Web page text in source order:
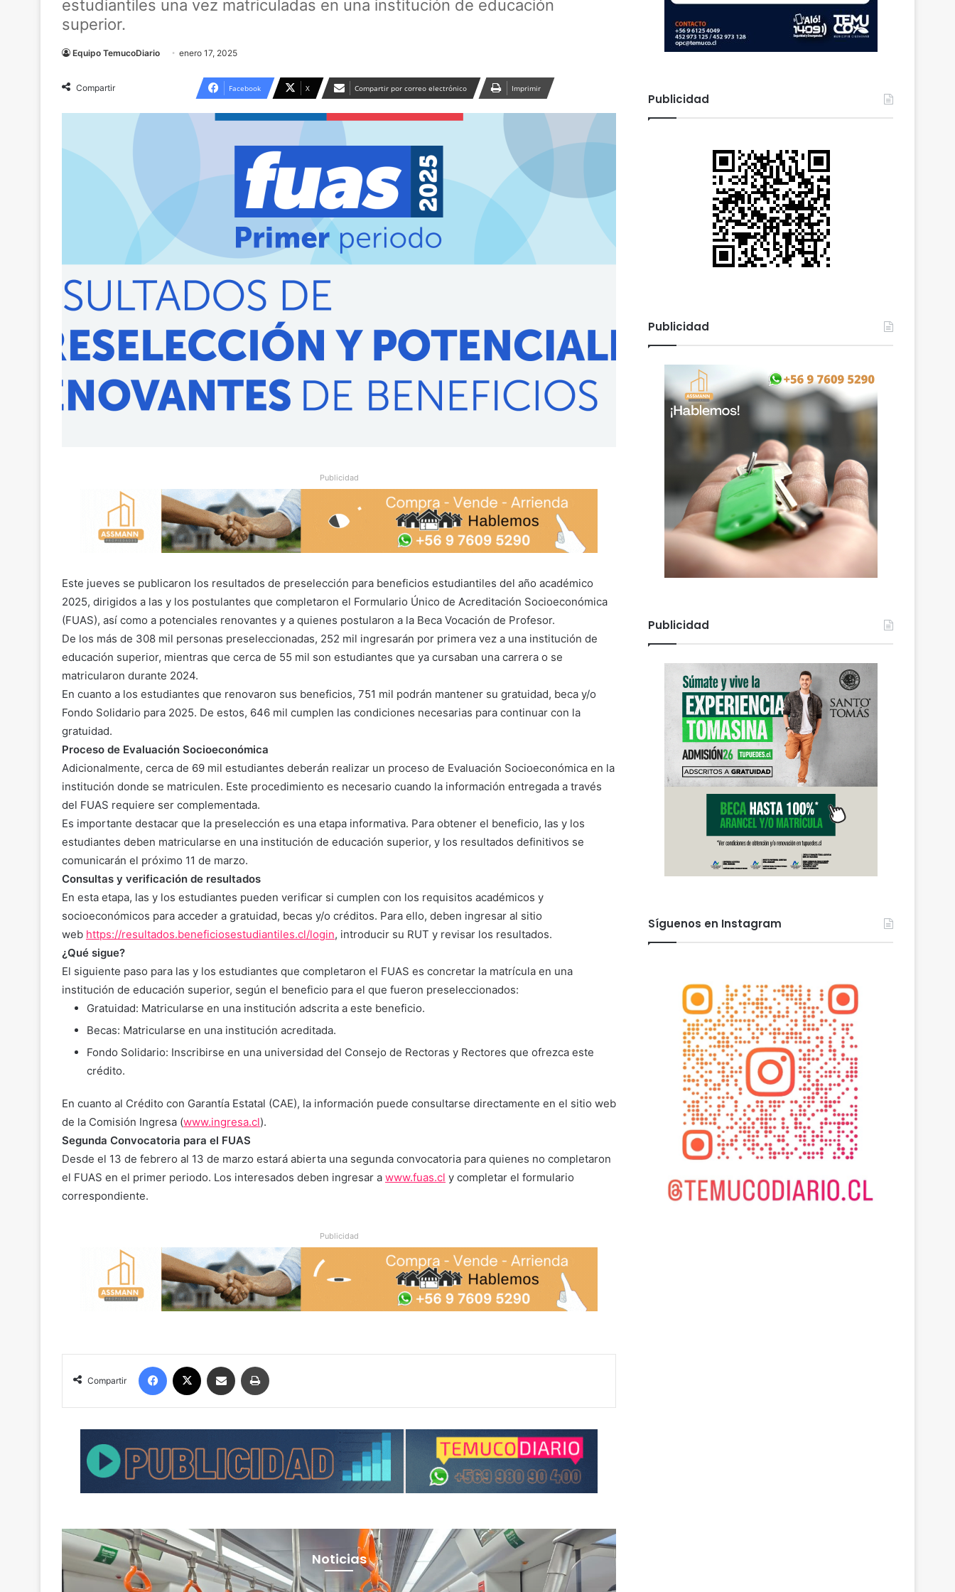
estudiantiles una vez matriculadas en una institución de educación
superior.
Equipo TemucoDiario enero 17, 2025
Compartir Facebook X Compartir por correo electrónico Imprimir
Publicidad
Este jueves se publicaron los resultados de preselección para beneficios estudiantiles del año académico
2025, dirigidos a las y los postulantes que completaron el Formulario Único de Acreditación Socioeconómica
(FUAS), así como a potenciales renovantes y a quienes postularon a la Beca Vocación de Profesor.
De los más de 308 mil personas preseleccionadas, 252 mil ingresarán por primera vez a una institución de
educación superior, mientras que cerca de 55 mil son estudiantes que ya cursaban una carrera o se
matricularon durante 2024.
En cuanto a los estudiantes que renovaron sus beneficios, 751 mil podrán mantener su gratuidad, beca y/o
Fondo Solidario para 2025. De estos, 646 mil cumplen las condiciones necesarias para continuar con la
gratuidad.
Proceso de Evaluación Socioeconómica
Adicionalmente, cerca de 69 mil estudiantes deberán realizar un proceso de Evaluación Socioeconómica en la
institución donde se matriculen. Este procedimiento es necesario cuando la información entregada a través
del FUAS requiere ser complementada.
Es importante destacar que la preselección es una etapa informativa. Para obtener el beneficio, las y los
estudiantes deben matricularse en una institución de educación superior, y los resultados definitivos se
comunicarán el próximo 11 de marzo.
Consultas y verificación de resultados
En esta etapa, las y los estudiantes pueden verificar si cumplen con los requisitos académicos y
socioeconómicos para acceder a gratuidad, becas y/o créditos. Para ello, deben ingresar al sitio
web https://resultados.beneficiosestudiantiles.cl/login, introducir su RUT y revisar los resultados.
¿Qué sigue?
El siguiente paso para las y los estudiantes que completaron el FUAS es concretar la matrícula en una
institución de educación superior, según el beneficio para el que fueron preseleccionados:
Gratuidad: Matricularse en una institución adscrita a este beneficio.
Becas: Matricularse en una institución acreditada.
Fondo Solidario: Inscribirse en una universidad del Consejo de Rectoras y Rectores que ofrezca este
crédito.
En cuanto al Crédito con Garantía Estatal (CAE), la información puede consultarse directamente en el sitio web
de la Comisión Ingresa (www.ingresa.cl).
Segunda Convocatoria para el FUAS
Desde el 13 de febrero al 13 de marzo estará abierta una segunda convocatoria para quienes no completaron
el FUAS en el primer periodo. Los interesados deben ingresar a www.fuas.cl y completar el formulario
correspondiente.
Publicidad
Compartir
Noticias
Publicidad
Publicidad
Publicidad
Síguenos en Instagram